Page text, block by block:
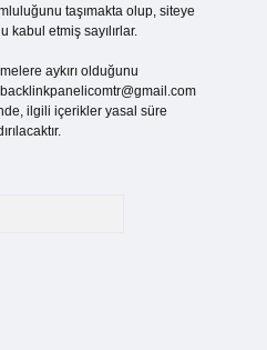
taşımakta olup, siteye
kabul etmiş sayılırlar.
aykırı olduğunu
backlinkpanelicomtr@gmail.com
ilgili içerikler yasal süre